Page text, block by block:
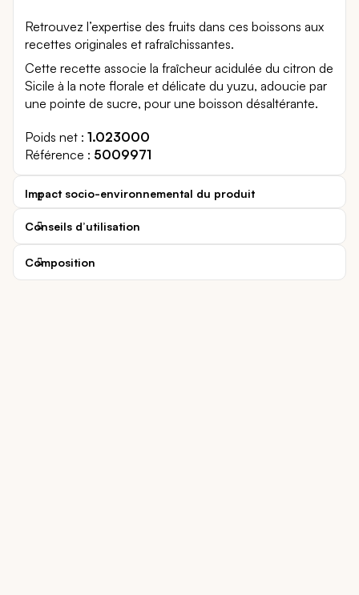
Retrouvez l’expertise des fruits dans ces boissons aux
recettes originales et rafraîchissantes.
Cette recette associe la fraîcheur acidulée du citron de
Sicile à la note florale et délicate du yuzu, adoucie par
une pointe de sucre, pour une boisson désaltérante.
Poids net 1.023000
Référence
5009971
Impact socio-environnemental du produit
Conseils d’utilisation
Composition